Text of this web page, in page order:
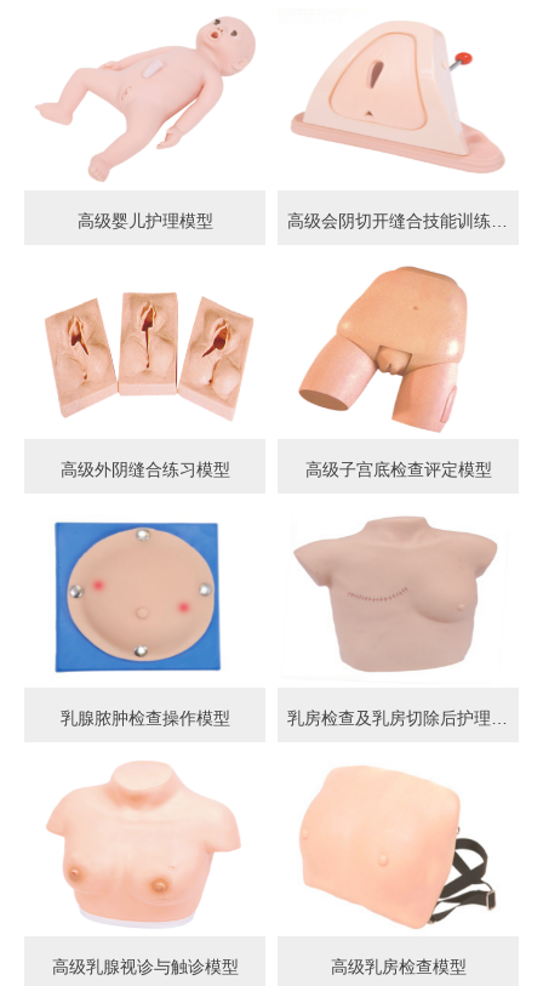
高级婴儿护理模型 高级会阴切开缝合技能训练模型
高级外阴缝合练习模型 高级子宫底检查评定模型
乳腺脓肿检查操作模型
高级乳腺视诊与触诊模型 高级乳房检查模型